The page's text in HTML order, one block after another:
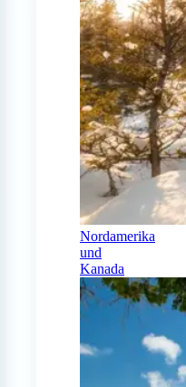
Nordamerika
und
Kanada